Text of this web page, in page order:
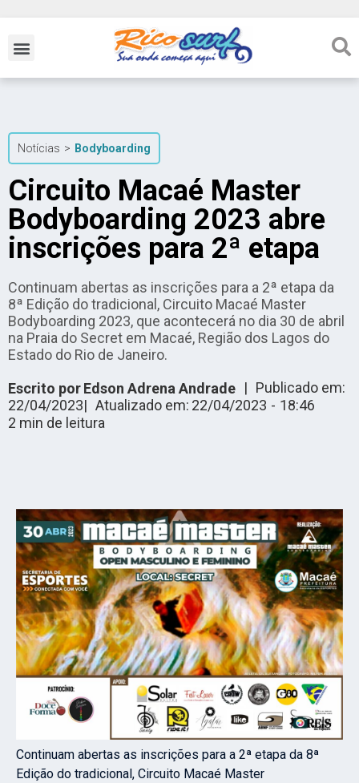
Notícias > Bodyboarding
Circuito Macaé Master
Bodyboarding 2023 abre
inscrições para 2ª etapa
Continuam abertas as inscrições para a 2ª etapa da
8ª Edição do tradicional, Circuito Macaé Master
Bodyboarding 2023, que acontecerá no dia 30 de abril
na Praia do Secret em Macaé, Região dos Lagos do
Estado do Rio de Janeiro.
Escrito porEdson Adrena Andrade | Publicado em:
22/04/2023| Atualizado em: 22/04/2023 - 18:46
2 min de leitura
Continuam abertas as inscrições para a 2ª etapa da 8ª
Edição do tradicional, Circuito Macaé Master